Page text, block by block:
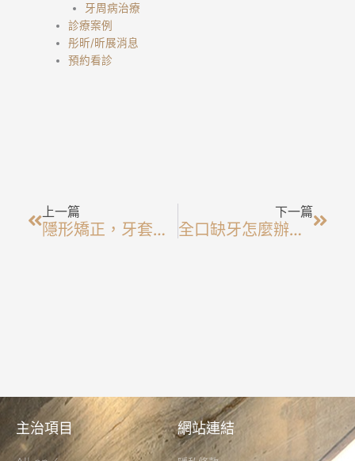
牙周病治療
診療案例
彤昕/昕展消息
預約看診
上一篇
隱形矯正，牙套品牌如何挑選？5大隱形矯正品牌比較全攻略一次看
下一篇
全口缺牙怎麼辦？帶你快速了解全口重建三大方式：活動假牙、All On 4全口重建、全口植牙
主治項目 網站連結